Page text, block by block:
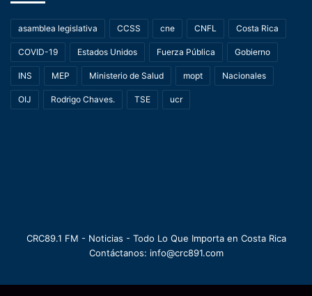
asamblea legislativa CCSS cne CNFL Costa Rica
COVID-19 Estados Unidos Fuerza Pública Gobierno
INS MEP Ministerio de Salud mopt Nacionales
OIJ Rodrigo Chaves. TSE ucr
CRC89.1 FM - Noticias - Todo Lo Que Importa en Costa Rica
Contáctanos: info@crc891.com